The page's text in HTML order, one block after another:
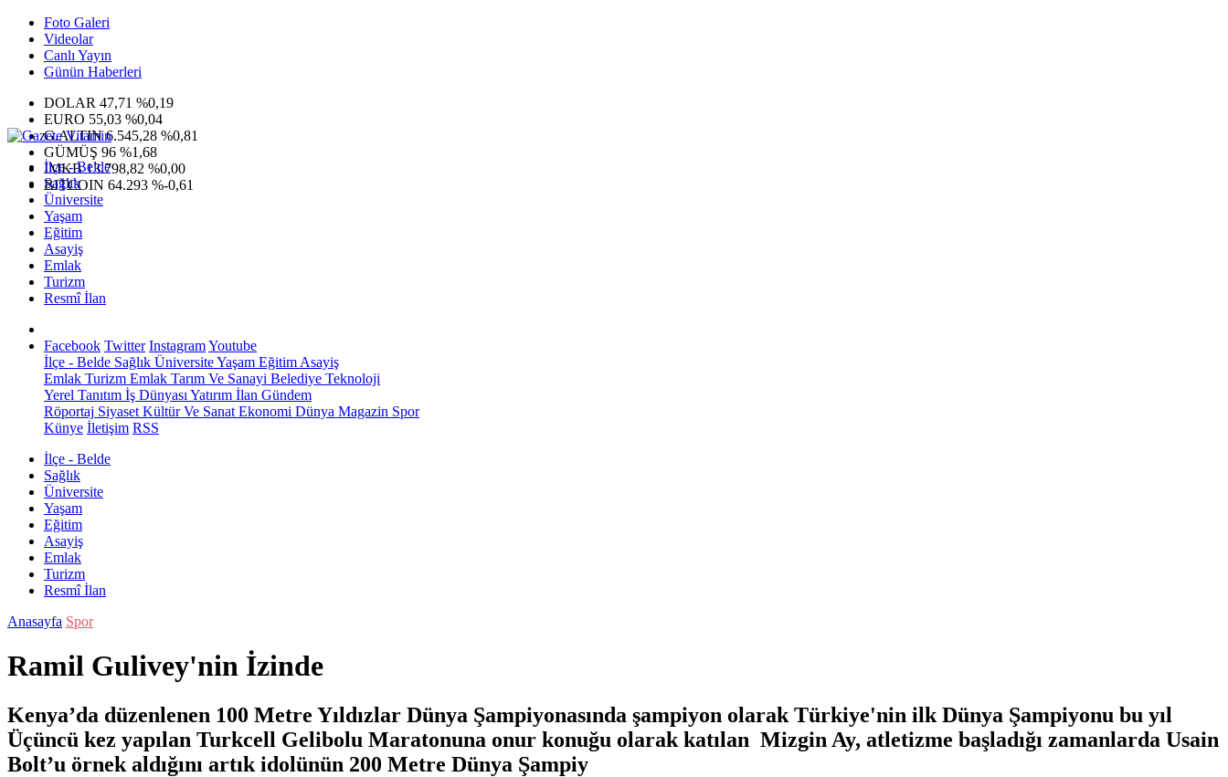
Foto Galeri
Videolar
Canlı Yayın
Günün Haberleri
DOLAR 47,71 %0,19
EURO 55,03 %0,04
G.ALTIN6.545,28 %0,81
GÜMÜŞ 96 %1,68
IMKB13.798,82 %0,00
BITCOIN 64.293 %-0,61
İlçe - Belde
Sağlık
Üniversite
Yaşam
Eğitim
Asayiş
Emlak
Turizm
Resmî İlan
Facebook Twitter InstagramYoutube
İlçe - Belde Sağlık ÜniversiteYaşam Eğitim Asayiş
Emlak Turizm Emlak Tarım Ve Sanayi Belediye Teknoloji
Yerel Tanıtım İş Dünyası Yatırım İlan Gündem
Röportaj Siyaset Kültür Ve Sanat Ekonomi Dünya Magazin Spor
Künye İletişim RSS
İlçe - Belde
Sağlık
Üniversite
Yaşam
Eğitim
Asayiş
Emlak
Turizm
Resmî İlan
Anasayfa Spor
Ramil Gulivey'nin İzinde
Kenya’da düzenlenen 100 Metre Yıldızlar Dünya Şampiyonasında şampiyon olarak Türkiye'nin ilk Dünya Şampiyonu bu yıl
Üçüncü kez yapılan Turkcell Gelibolu Maratonuna onur konuğu olarak katılan Mizgin Ay, atletizme başladığı zamanlarda Usain
Bolt’u örnek aldığını artık idolünün 200 Metre Dünya Şampiy